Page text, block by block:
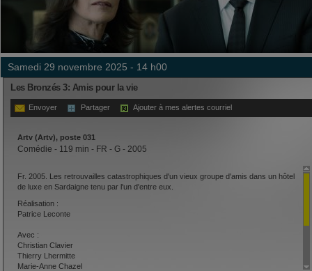
samedi 29 novembre 2025 - 14 h00
Les Bronzés 3: Amis pour la vie
Envoyer Partager Ajouter à mes alertes courriel
Artv (Artv), poste 031
Comédie - 119 min - FR - G - 2005
Fr. 2005. Les retrouvailles catastrophiques d'un vieux groupe d'amis dans un hôtel
de luxe en Sardaigne tenu par l'un d'entre eux.
Réalisation :
Patrice Leconte
Avec :
Christian Clavier
Thierry Lhermitte
Marie-Anne Chazel